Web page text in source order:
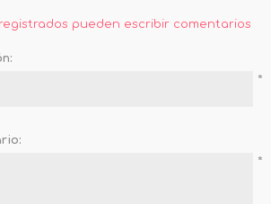
pueden escribir comentarios
*
*